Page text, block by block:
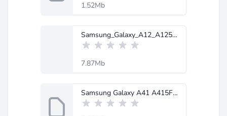
1.52Mb
Samsung_Galaxy_A12_A125F_Service_Manual-MobileRdx.com.rar
7.87Mb
Samsung Galaxy A41 A415F.docx